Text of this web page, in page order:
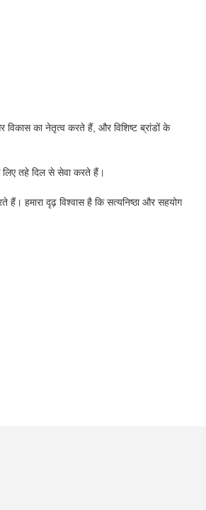
विकास का नेतृत्व करते हैं, और विशिष्ट ब्रांडों के
लिए तहे दिल से सेवा करते हैं।
हैं। हमारा दृढ़ विश्वास है कि सत्यनिष्ठा और सहयोग